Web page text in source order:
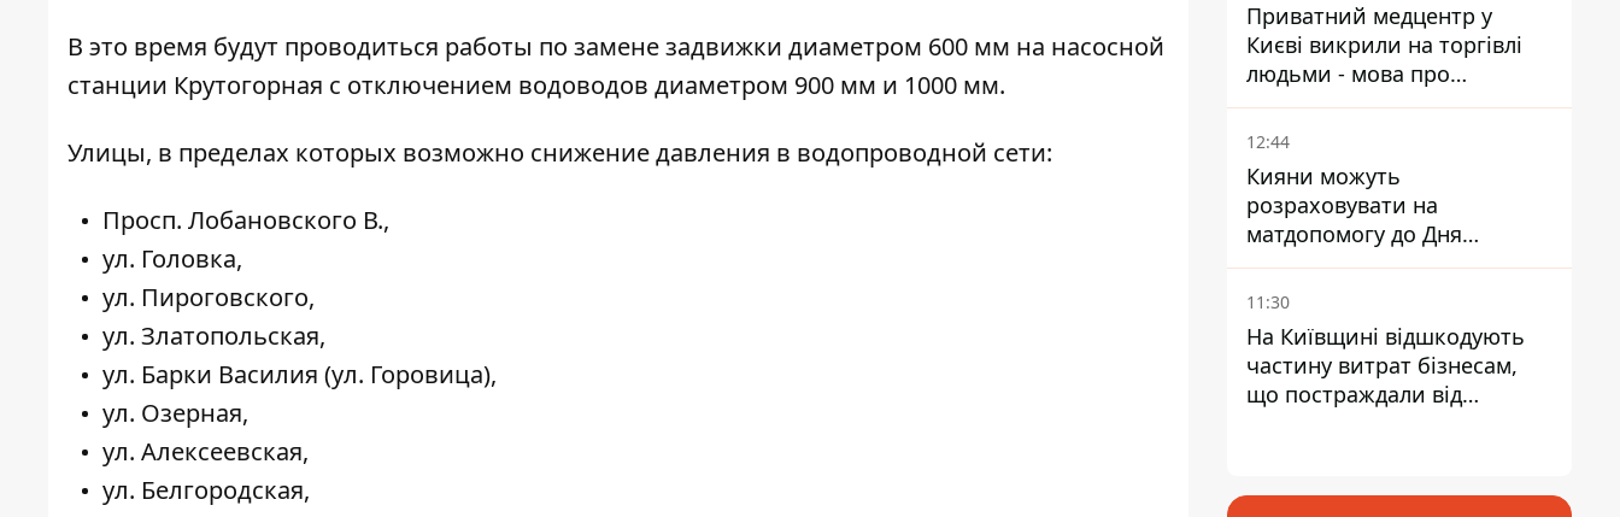
В это время будут проводиться работы по замене задвижки диаметром 600 мм на насосной
станции Крутогорная с отключением водоводов диаметром 900 мм и 1000 мм.
Улицы, в пределах которых возможно снижение давления в водопроводной сети:
Просп. Лобановского В.,
ул. Головка,
ул. Пироговского,
ул. Златопольская,
ул. Барки Василия (ул. Горовица),
ул. Озерная,
ул. Алексеевская,
ул. Белгородская,
Приватний медцентр у
Києві викрили на торгівлі
людьми - мова про
сурогатне материнство
12:44
Кияни можуть
розраховувати на
матдопомогу до Дня
незалежності - кому її
дадуть
11:30
На Київщині відшкодують
частину витрат бізнесам,
що постраждали від